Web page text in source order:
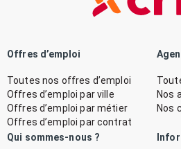
Offres d’emploi
Toutes nos offres d’emploi
Offres d’emploi par ville
Offres d’emploi par métier
Offres d’emploi par contrat
Nos
Nos
Qui sommes-nous ?